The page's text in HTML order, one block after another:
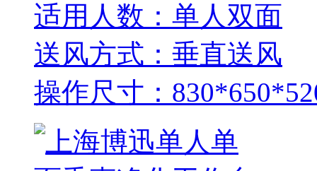
适用人数：单人双面
送风方式：垂直送风
操作尺寸：